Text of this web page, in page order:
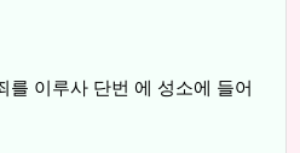
를 이루사 단번 에 성소에 들어